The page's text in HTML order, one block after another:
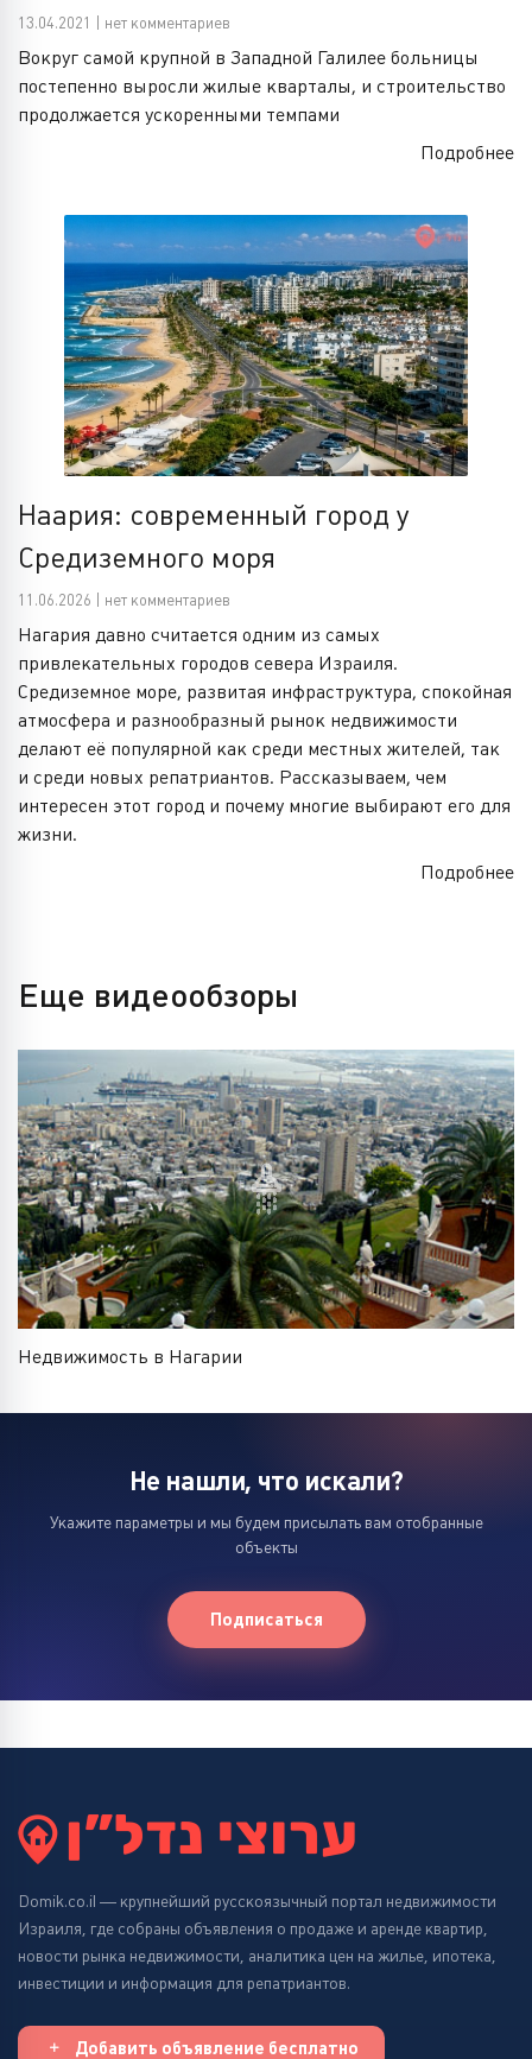
13.04.2021 | нет комментариев
Вокруг самой крупной в Западной Галилее больницы
постепенно выросли жилые кварталы, и строительство
продолжается ускоренными темпами
Подробнее
Наария: современный город у
Средиземного моря
11.06.2026 | нет комментариев
Нагария давно считается одним из самых
привлекательных городов севера Израиля.
Средиземное море, развитая инфраструктура, спокойная
атмосфера и разнообразный рынок недвижимости
делают её популярной как среди местных жителей, так
и среди новых репатриантов. Рассказываем, чем
интересен этот город и почему многие выбирают его для
жизни.
Подробнее
Еще видеообзоры
Недвижимость в Нагарии
Не нашли, что искали?
Укажите параметры и мы будем присылать вам отобранные
объекты
Подписаться
Domik.co.il — крупнейший русскоязычный портал недвижимости
Израиля, где собраны объявления о продаже и аренде квартир,
новости рынка недвижимости, аналитика цен на жилье, ипотека,
инвестиции и информация для репатриантов.
Добавить объявление бесплатно